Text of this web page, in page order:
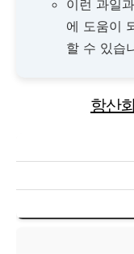
이런 과일
에 도움이
할 수 있습
항산